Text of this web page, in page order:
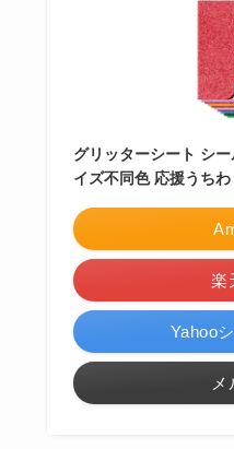
グリッターシート シ
イズ不同色 応援うちわ
楽
Yahoo
メ